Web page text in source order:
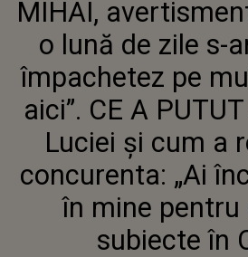
PUTEA SĂ
MULTĂ
PUTUT SĂ
CUM A
DAI ÎN
SUBIECTE
MIHAI,
o lună de zile s-
împachetez pe
aici”. CE A
Luciei și cum a
concurenta: „Ai
în mine pentru
subiecte în